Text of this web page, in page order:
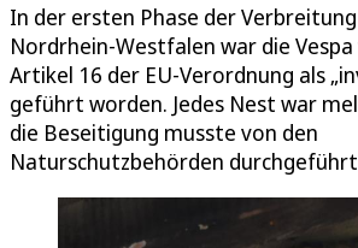
In der ersten Phase der
Nordrhein-Westfalen war die
Artikel 16 der EU-Verordnung als
geführt worden. Jedes Nest war
die Beseitigung musste von den
Naturschutzbehörden